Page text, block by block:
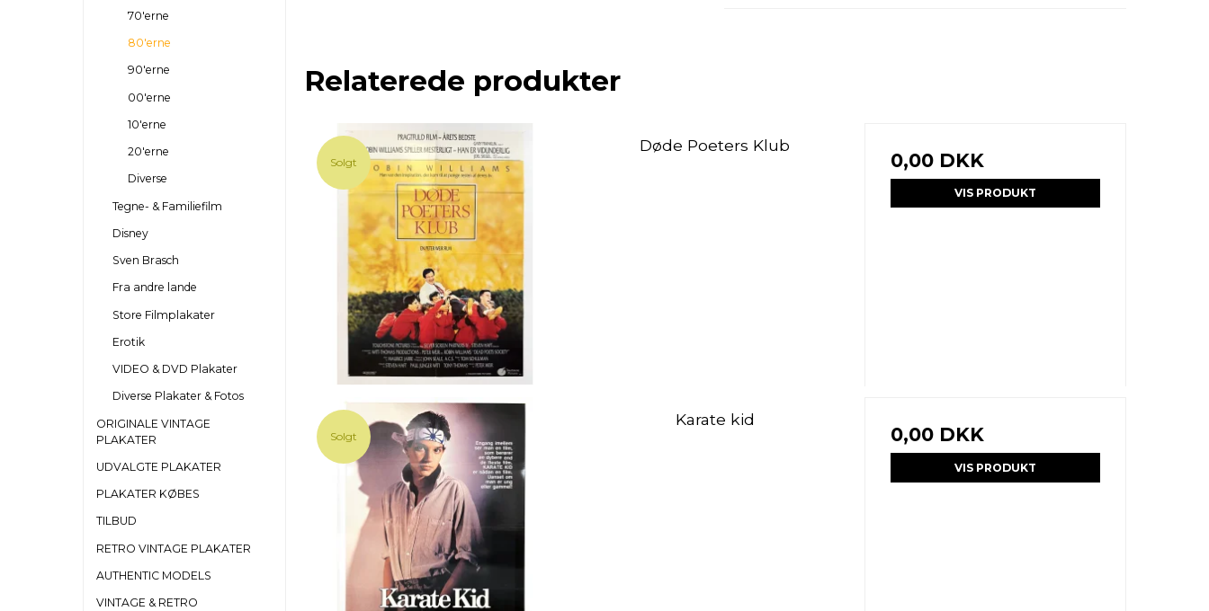
70'erne
80'erne
90'erne
00'erne
10'erne
20'erne
Diverse
Tegne- & Familiefilm
Disney
Sven Brasch
Fra andre lande
Store Filmplakater
Erotik
VIDEO & DVD Plakater
Diverse Plakater & Fotos
ORIGINALE VINTAGE
PLAKATER
UDVALGTE PLAKATER
PLAKATER KØBES
TILBUD
RETRO VINTAGE PLAKATER
AUTHENTIC MODELS
VINTAGE & RETRO
Relaterede produkter
Solgt
Døde Poeters Klub
0,00 DKK
VIS PRODUKT
Solgt
Karate kid
0,00 DKK
VIS PRODUKT